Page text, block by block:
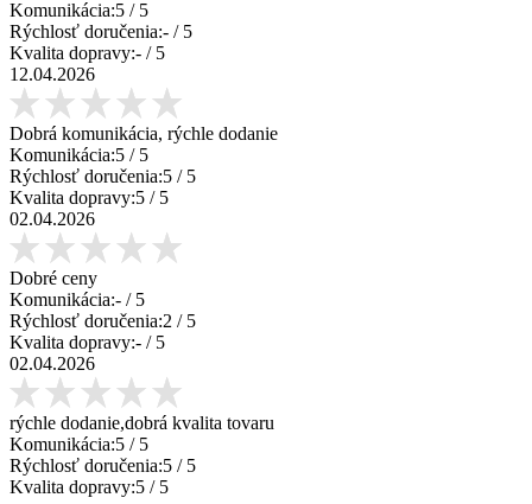
Komunikácia:5 / 5
Rýchlosť doručenia:- / 5
Kvalita dopravy:- / 5
12.04.2026
Dobrá komunikácia, rýchle dodanie
Komunikácia:5 / 5
Rýchlosť doručenia:5 / 5
Kvalita dopravy:5 / 5
02.04.2026
Dobré ceny
Komunikácia:- / 5
Rýchlosť doručenia:2 / 5
Kvalita dopravy:- / 5
02.04.2026
rýchle dodanie,dobrá kvalita tovaru
Komunikácia:5 / 5
Rýchlosť doručenia:5 / 5
Kvalita dopravy:5 / 5